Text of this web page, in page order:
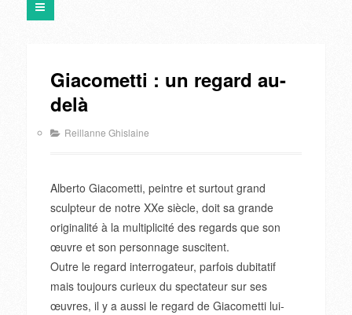
Giacometti : un regard au-
delà
Reillanne Ghislaine
Alberto Giacometti, peintre et surtout grand
sculpteur de notre XXe siècle, doit sa grande
originalité à la multiplicité des regards que son
œuvre et son personnage suscitent.
Outre le regard interrogateur, parfois dubitatif
mais toujours curieux du spectateur sur ses
œuvres, il y a aussi le regard de Giacometti lui-